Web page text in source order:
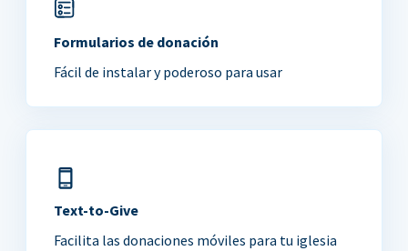
Formularios de donación
Fácil de instalar y poderoso para usar
Text-to-Give
Facilita las donaciones móviles para tu iglesia